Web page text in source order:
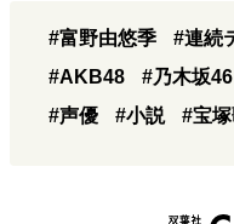
#富野由悠季 #連続
#AKB48
#乃木坂46
#声優
#小説 #宝塚